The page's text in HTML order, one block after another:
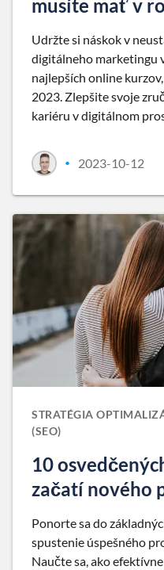
musíte mať v
Udržte si náskok v
digitálneho marketingu
najlepších online
2023. Zlepšite svoje
kariéru v digitálnom
• 2023-10-12
STRATÉGIA
(SEO)
10
začatí nového
Ponorte sa do
spustenie úspešného
Naučte sa, ako